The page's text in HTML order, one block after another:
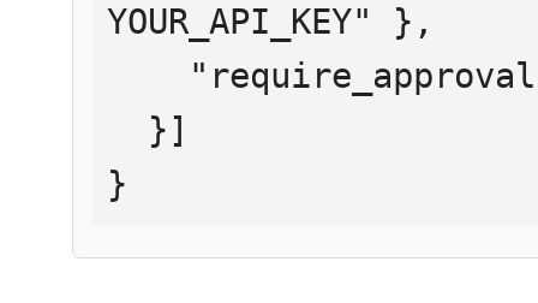
YOUR_API_KEY" },
}